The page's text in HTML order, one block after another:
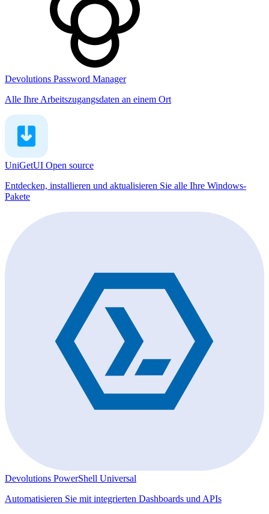
Devolutions Password Manager
Alle Ihre Arbeitszugangsdaten an einem Ort
UniGetUI Open source
Entdecken, installieren und aktualisieren Sie alle Ihre Windows-
Pakete
Devolutions PowerShell Universal
Automatisieren Sie mit integrierten Dashboards und APIs